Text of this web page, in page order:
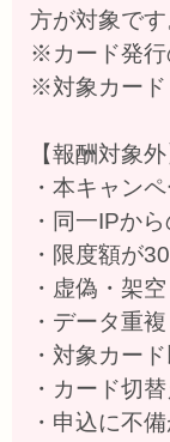
方が対象です
※カード発行
※対象カード
【報酬対象外
・本キャン
・同一IPか
・限度額が
・虚偽・架
・データ重複
・対象カー
・カード切替
・申込に不